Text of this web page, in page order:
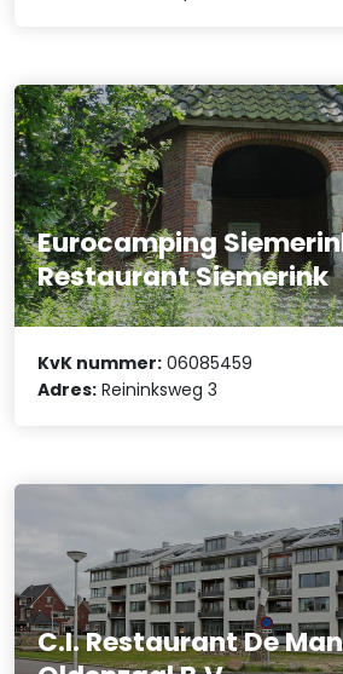
Eurocamping
Restaurant Siemerink
KvK nummer: 06085459
Adres: Reininksweg 3
C.I. Restaurant De